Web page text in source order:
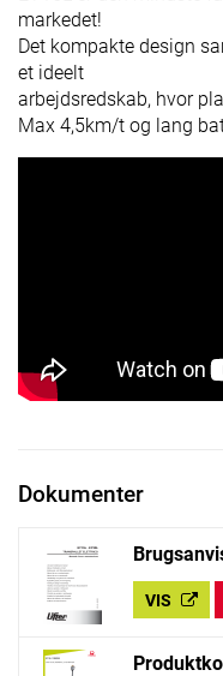
markedet!
Det kompakte design
et ideelt
arbejdsredskab, hvor
Max 4,5km/t og lang
Dokumenter
VIS